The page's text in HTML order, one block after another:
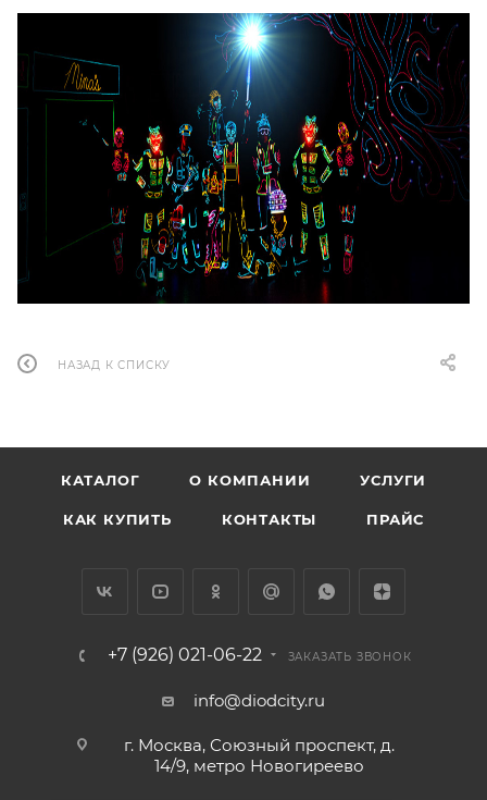
НАЗАД К СПИСКУ
КАТАЛОГ О КОМПАНИИ УСЛУГИ
КАК КУПИТЬ КОНТАКТЫ ПРАЙС
+7 (926) 021-06-22 ЗАКАЗАТЬ ЗВОНОК
info@diodcity.ru
г. Москва, Союзный проспект, д.
14/9, метро Новогиреево